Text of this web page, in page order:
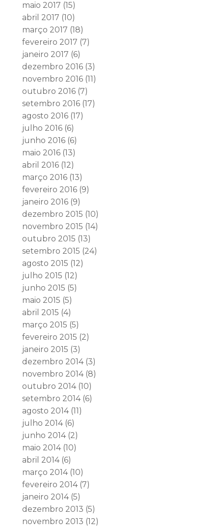
maio 2017 (15)
abril 2017 (10)
março 2017 (18)
fevereiro 2017 (7)
janeiro 2017 (6)
dezembro 2016(3)
novembro 2016(11)
outubro 2016(7)
setembro 2016(17)
agosto 2016(17)
julho 2016(6)
junho 2016(6)
maio 2016(13)
abril 2016(12)
março 2016(13)
fevereiro 2016(9)
janeiro 2016(9)
dezembro 2015 (10)
novembro 2015 (14)
outubro 2015 (13)
setembro 2015 (24)
agosto 2015 (12)
julho 2015 (12)
junho 2015 (5)
maio 2015 (5)
abril 2015 (4)
março 2015 (5)
fevereiro 2015 (2)
janeiro 2015 (3)
dezembro 2014(3)
novembro 2014(8)
outubro 2014(10)
setembro 2014(6)
agosto 2014(11)
julho 2014(6)
junho 2014(2)
maio 2014(10)
abril 2014(6)
março 2014(10)
fevereiro 2014(7)
janeiro 2014(5)
dezembro 2013 (5)
novembro 2013 (12)